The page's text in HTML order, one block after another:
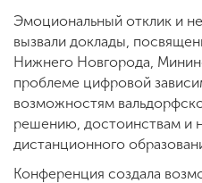
Эмоциональный отклик и
вызвали доклады,
Нижнего Новгорода,
проблеме цифровой
возможностям
решению, достоинствам и
дистанционного
Конференция создала